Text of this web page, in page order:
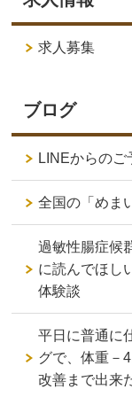
求人募集
ブログ
LINEからのご
全国の「めま
過敏性腸症候
に読んでほし
体験談
平日に普通に
グで、体重－
改善まで出来